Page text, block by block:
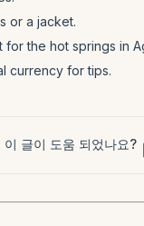
or a jacket.
for the hot springs in
currency for tips.
이 글이 도움 되었나요?